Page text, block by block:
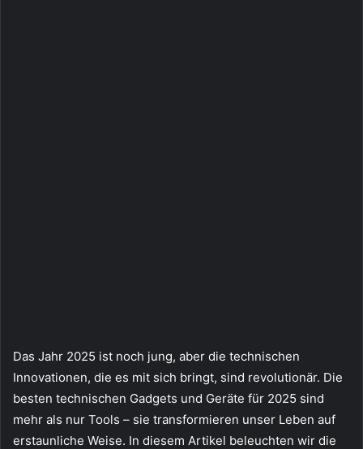
Das Jahr 2025 ist noch jung, aber die technischen
Innovationen, die es mit sich bringt, sind revolutionär. Die
besten technischen Gadgets und Geräte für 2025 sind
mehr als nur Tools – sie transformieren unser Leben auf
erstaunliche Weise. In diesem Artikel beleuchten wir die